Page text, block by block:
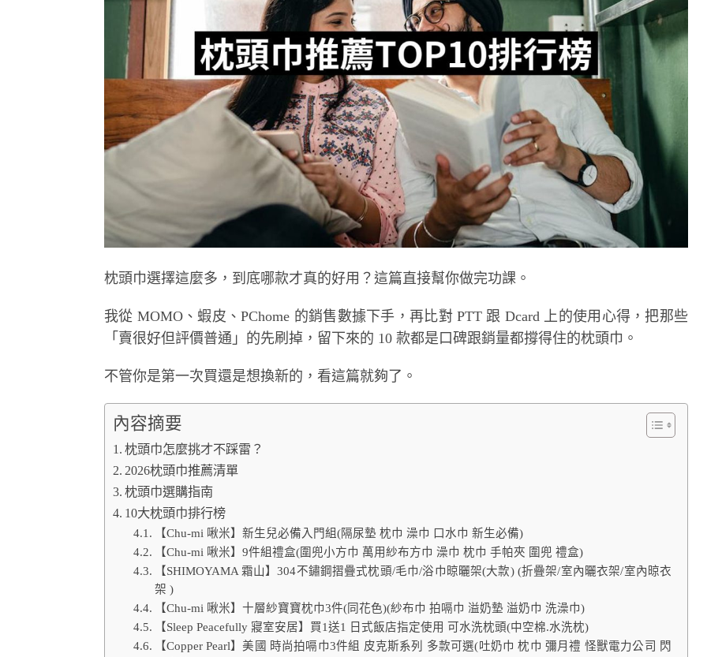
枕頭巾選擇這麼多，到底哪款才真的好用？這篇直接幫你做完功課。
我從 MOMO、蝦皮、PChome 的銷售數據下手，再比對 PTT 跟 Dcard 上的使用心得，把那些
「賣很好但評價普通」的先刷掉，留下來的 10 款都是口碑跟銷量都撐得住的枕頭巾。
不管你是第一次買還是想換新的，看這篇就夠了。
內容摘要
枕頭巾怎麼挑才不踩雷？
2026枕頭巾推薦清單
枕頭巾選購指南
10大枕頭巾排行榜
【Chu-mi 啾米】新生兒必備入門組(隔尿墊 枕巾 澡巾 口水巾 新生必備)
【Chu-mi 啾米】9件組禮盒(圍兜小方巾 萬用紗布方巾 澡巾 枕巾 手帕夾 圍兜 禮盒)
【SHIMOYAMA 霜山】304不鏽鋼摺疊式枕頭/毛巾/浴巾晾曬架(大款) (折疊架/室內曬衣架/室內晾衣
架 )
【Chu-mi 啾米】十層紗寶寶枕巾3件(同花色)(紗布巾 拍嗝巾 溢奶墊 溢奶巾 洗澡巾)
【Sleep Peacefully 寢室安居】買1送1 日式飯店指定使用 可水洗枕頭(中空棉.水洗枕)
【Copper Pearl】美國 時尚拍嗝巾3件組 皮克斯系列 多款可選(吐奶巾 枕巾 彌月禮 怪獸電力公司 閃